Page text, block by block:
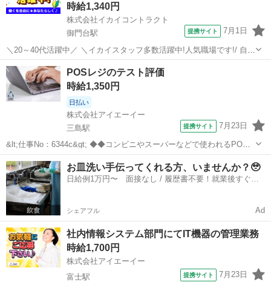
時給1,340円
株式会社イカイコントラクト
御門台駅
提携サイト 7月1日
＼20～40代活躍中／ ＼イカイスタッフ多数活躍中!人気職場です!/ 自社
管理スタッフ常駐なので安心! 土日休みで予定も立てやすくプライベー
ト充実♪ 家族や友人との時間も合わせやすいのも人気のひとつです◎
お昼の13時...
静岡 静岡市 その他
POSレジのテスト評価
時給1,350円
日払い
株式会社アイエーイー
三島駅
提携サイト 7月23日
&lt;仕事No：6344c&gt; ◆◆コンビニやスーパーなどで使われるPOS
システム(レジ)開発をしている会社◆◆ テスト仕様書をもとにソフト
ウェアの検証作業を行います！ ソフトウェア評価の実務経験が無い方
でも先輩社員...
静岡 三島市 三島駅 その他
お皿洗い手伝ってくれる方、いませんか？🥹
日給例1万円〜 面接なし / 履歴書不要！就業後すぐに
シェアフル Ad
社内情報システム部門にてIT機器の管理業務
時給1,700円
株式会社アイエーイー
富士駅
提携サイト 7月23日